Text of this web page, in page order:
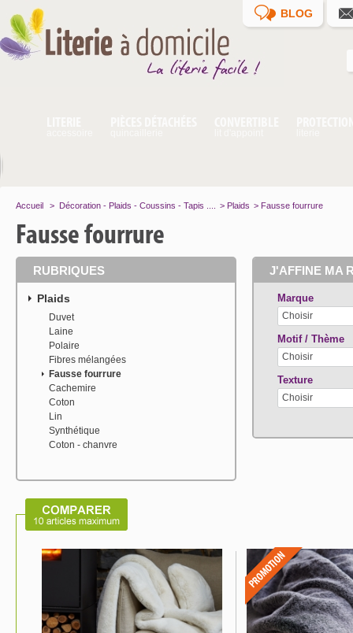
BLOG
Accueil > Décoration - Plaids - Coussins - Tapis .... > Plaids > Fausse fourrure
Fausse fourrure
RUBRIQUES
Plaids
Duvet
Laine
Polaire
Fibres mélangées
Fausse fourrure
Cachemire
Coton
Lin
Synthétique
Coton - chanvre
J'AFFINE MA
Marque
Choisir
Motif / Thème
Choisir
Texture
Choisir